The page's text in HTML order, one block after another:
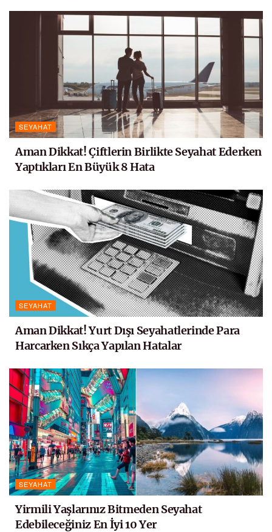
SEYAHAT
Aman Dikkat! Çiftlerin Birlikte Seyahat Ederken
Yaptıkları En Büyük 8 Hata
SEYAHAT
Aman Dikkat! Yurt Dışı Seyahatlerinde Para
Harcarken Sıkça Yapılan Hatalar
SEYAHAT
Yirmili Yaşlarınız Bitmeden Seyahat
Edebileceğiniz En İyi 10 Yer